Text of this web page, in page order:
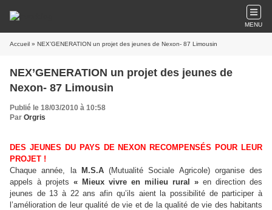
MENU
Accueil » NEX’GENERATION un projet des jeunes de Nexon- 87 Limousin
NEX’GENERATION un projet des jeunes de
Nexon- 87 Limousin
Publié le 18/03/2010 à 10:58
Par Orgris
DES JEUNES DU PAYS DE NEXON RECOMPENSÉS POUR LEUR
PROJET !
Chaque année, la M.S.A(Mutualité Sociale Agricole) organise des
appels à projets « Mieux vivre en milieu rural » en direction des
jeunes de 13 à 22 ans afin qu’ils aient la possibilité de participer à
l’amélioration de leur qualité de vie et de la qualité de vie des habitants